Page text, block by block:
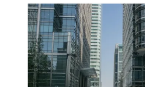
STRUCTURATION
SOPARFI